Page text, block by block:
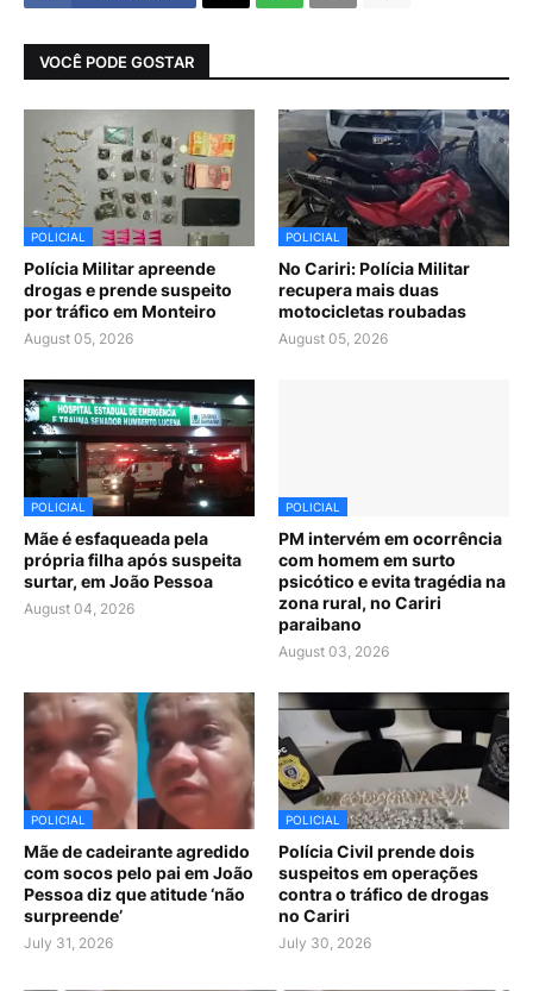
VOCÊ PODE GOSTAR
POLICIAL
Polícia Militar apreende
drogas e prende suspeito
por tráfico em Monteiro
August 05, 2026
POLICIAL
No Cariri: Polícia Militar
recupera mais duas
motocicletas roubadas
August 05, 2026
POLICIAL
Mãe é esfaqueada pela
própria filha após suspeita
surtar, em João Pessoa
August 04, 2026
POLICIAL
PM intervém em ocorrência
com homem em surto
psicótico e evita tragédia na
zona rural, no Cariri
paraibano
August 03, 2026
POLICIAL
Mãe de cadeirante agredido
com socos pelo pai em João
Pessoa diz que atitude ‘não
surpreende’
July 31, 2026
POLICIAL
Polícia Civil prende dois
suspeitos em operações
contra o tráfico de drogas
no Cariri
July 30, 2026